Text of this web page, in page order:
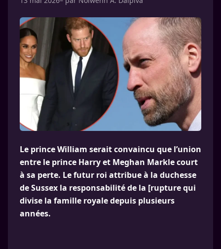
Le prince William serait convaincu que l’union
entre le prince Harry et Meghan Markle court
à sa perte. Le futur roi attribue à la duchesse
de Sussex la responsabilité de la [rupture qui
divise la famille royale depuis plusieurs
années.